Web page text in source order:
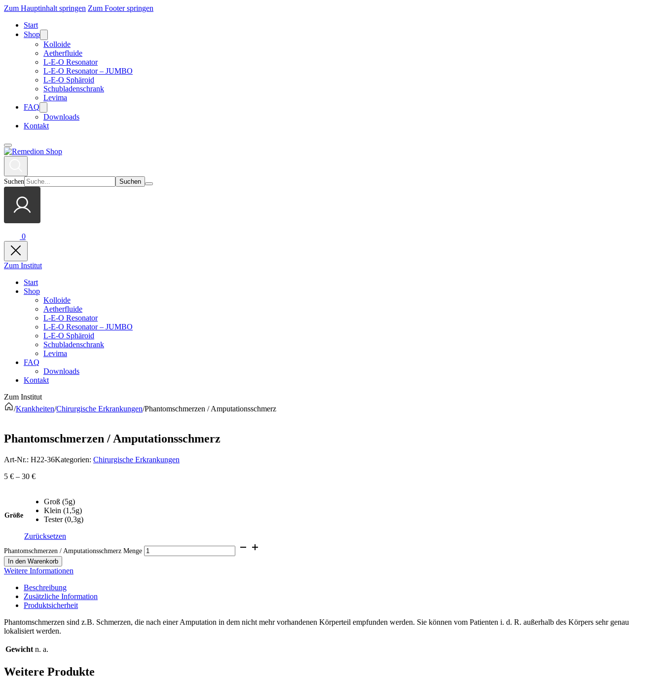
Zum Hauptinhalt springen Zum Footer springen
Start
Shop
Kolloide
Aetherfluide
L-E-O Resonator
L-E-O Resonator – JUMBO
L-E-O Sphäroid
Schubladenschrank
Levima
FAQ
Downloads
Kontakt
Suchen
0
Zum Institut
Start
Shop
Kolloide
Aetherfluide
L-E-O Resonator
L-E-O Resonator – JUMBO
L-E-O Sphäroid
Schubladenschrank
Levima
FAQ
Downloads
Kontakt
Zum Institut
/Krankheiten/Chirurgische Erkrankungen/Phantomschmerzen / Amputationsschmerz
Phantomschmerzen / Amputationsschmerz
Art-Nr.: H22-36Kategorien: Chirurgische Erkrankungen
5 € – 30 €
Größe
Groß (5g)
Klein (1,5g)
Tester (0,3g)
Zurücksetzen
Phantomschmerzen / Amputationsschmerz Menge
In den Warenkorb
Weitere Informationen
Beschreibung
Zusätzliche Information
Produktsicherheit
Phantomschmerzen sind z.B. Schmerzen, die nach einer Amputation in dem nicht mehr vorhandenen Körperteil empfunden werden. Sie können vom Patienten i. d. R. außerhalb des Körpers sehr genau
lokalisiert werden.
Gewicht n. a.
Weitere Produkte